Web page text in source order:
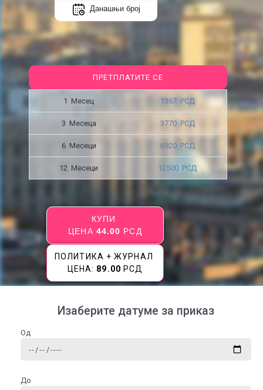
Данашњи број
ПРЕТПЛАТИТЕ СЕ
1 Месец 1367 РСД
3 Месецa 3770 РСД
6 Месеци 6920 РСД
12 Месеци 12500 РСД
КУПИ
ЦЕНА 44.00 РСД
ПОЛИТИКА + ЖУРНАЛ
ЦЕНА: 89.00 РСД
Изаберите датуме за приказ
Од
До